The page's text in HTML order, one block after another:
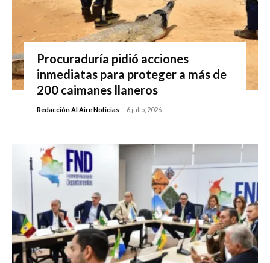
Procuraduría pidió acciones
inmediatas para proteger a más de
200 caimanes llaneros
Redacción Al Aire Noticias - 6 julio, 2026